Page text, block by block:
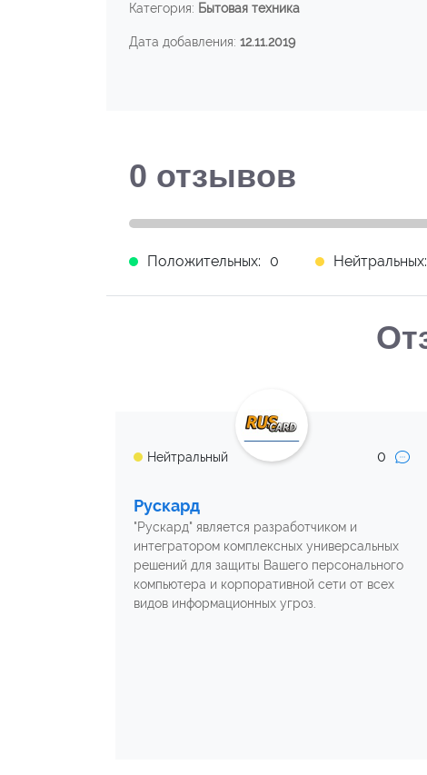
Категория: Бытовая техника
Дата добавления: 12.11.2019
0 отзывов
Положительных: 0 Нейтральных:
Нейтральный 0
Рускард
"Рускард" является разработчиком и
интегратором комплексных универсальных
решений для защиты Вашего персонального
компьютера и корпоративной сети от всех
видов информационных угроз.